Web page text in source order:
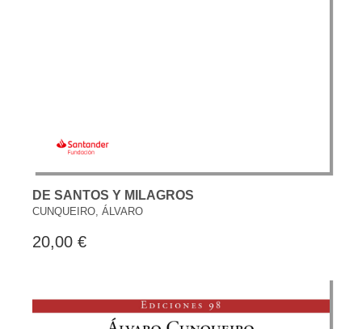
DE SANTOS Y MILAGROS
CUNQUEIRO, ÁLVARO
20,00 €